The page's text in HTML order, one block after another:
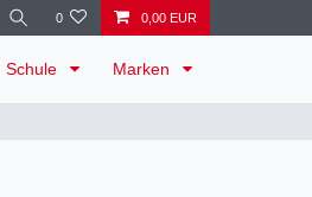
0 0,00 EUR
Schule Marken